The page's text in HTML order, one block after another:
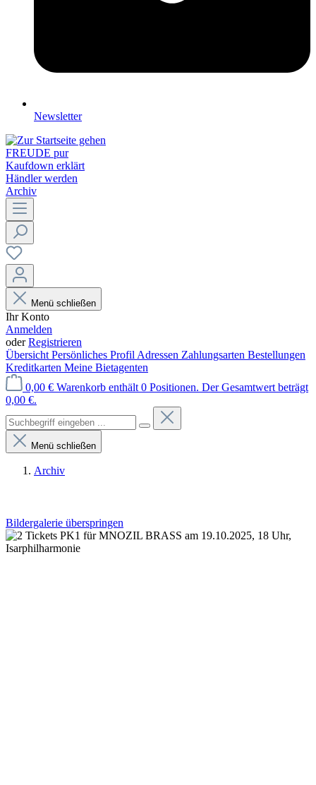
Newsletter
FREUDE pur
Kaufdown erklärt
Händler werden
Archiv
Menü schließen
Ihr Konto
Anmelden
oderRegistrieren
Übersicht Persönliches Profil Adressen Zahlungsarten Bestellungen
Kreditkarten Meine Bietagenten
0,00 € Warenkorb enthält 0 Positionen. Der Gesamtwert beträgt
0,00 €.
Menü schließen
Archiv
Bildergalerie überspringen